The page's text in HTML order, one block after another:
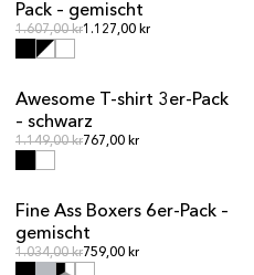
Pack – gemischt
Normalpreis
1.607,00 krNormalpreis
1.127,00 kr
MULTIPACK-ANGEBOT
Awesome T-shirt 3er-Pack
– schwarz
Normalpreis
1.149,00 krNormalpreis
767,00 kr
MULTIPACK-ANGEBOT
Fine Ass Boxers 6er-Pack –
gemischt
Normalpreis
1.034,00 krNormalpreis
759,00 kr